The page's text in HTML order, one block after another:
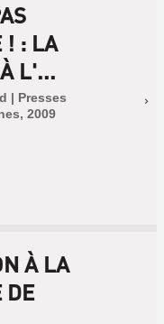
! : LA
L'...
| Presses
2009
À LA
DE